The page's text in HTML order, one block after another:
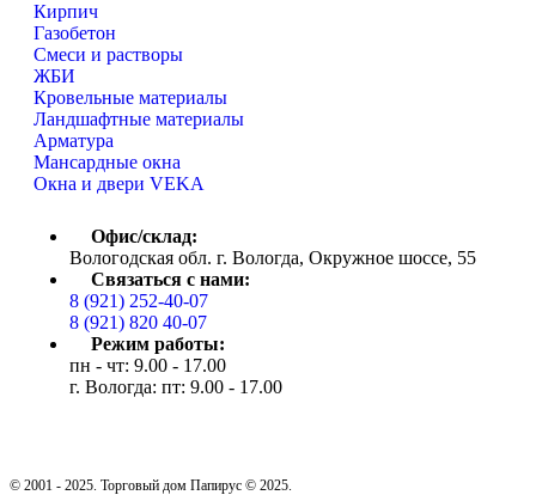
Кирпич
Газобетон
Cмеси и растворы
ЖБИ
Кровельные материалы
Ландшафтные материалы
Арматура
Мансардные окна
Окна и двери VEKA
Офис/склад:
Вологодская обл. г. Вологда, Окружное шоссе, 55
Связаться с нами:
8 (921) 252-40-07
8 (921) 820 40-07
Режим работы:
пн - чт: 9.00 - 17.00
г. Вологда: пт: 9.00 - 17.00
© 2001 - 2025. Торговый дом Папирус © 2025.